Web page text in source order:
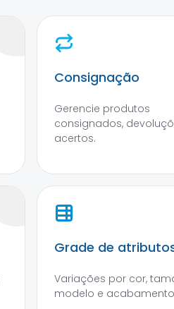
Consignação
Gerencie produtos
consignados,
acertos.
Grade de
Variações por cor,
modelo e